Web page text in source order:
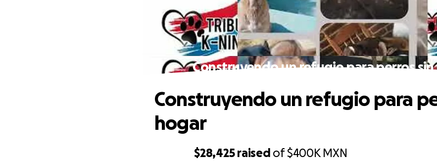
Construyendo un refugio para perros
$28,425 raised of$400K MXN
Construyendo un refugio para
hogar